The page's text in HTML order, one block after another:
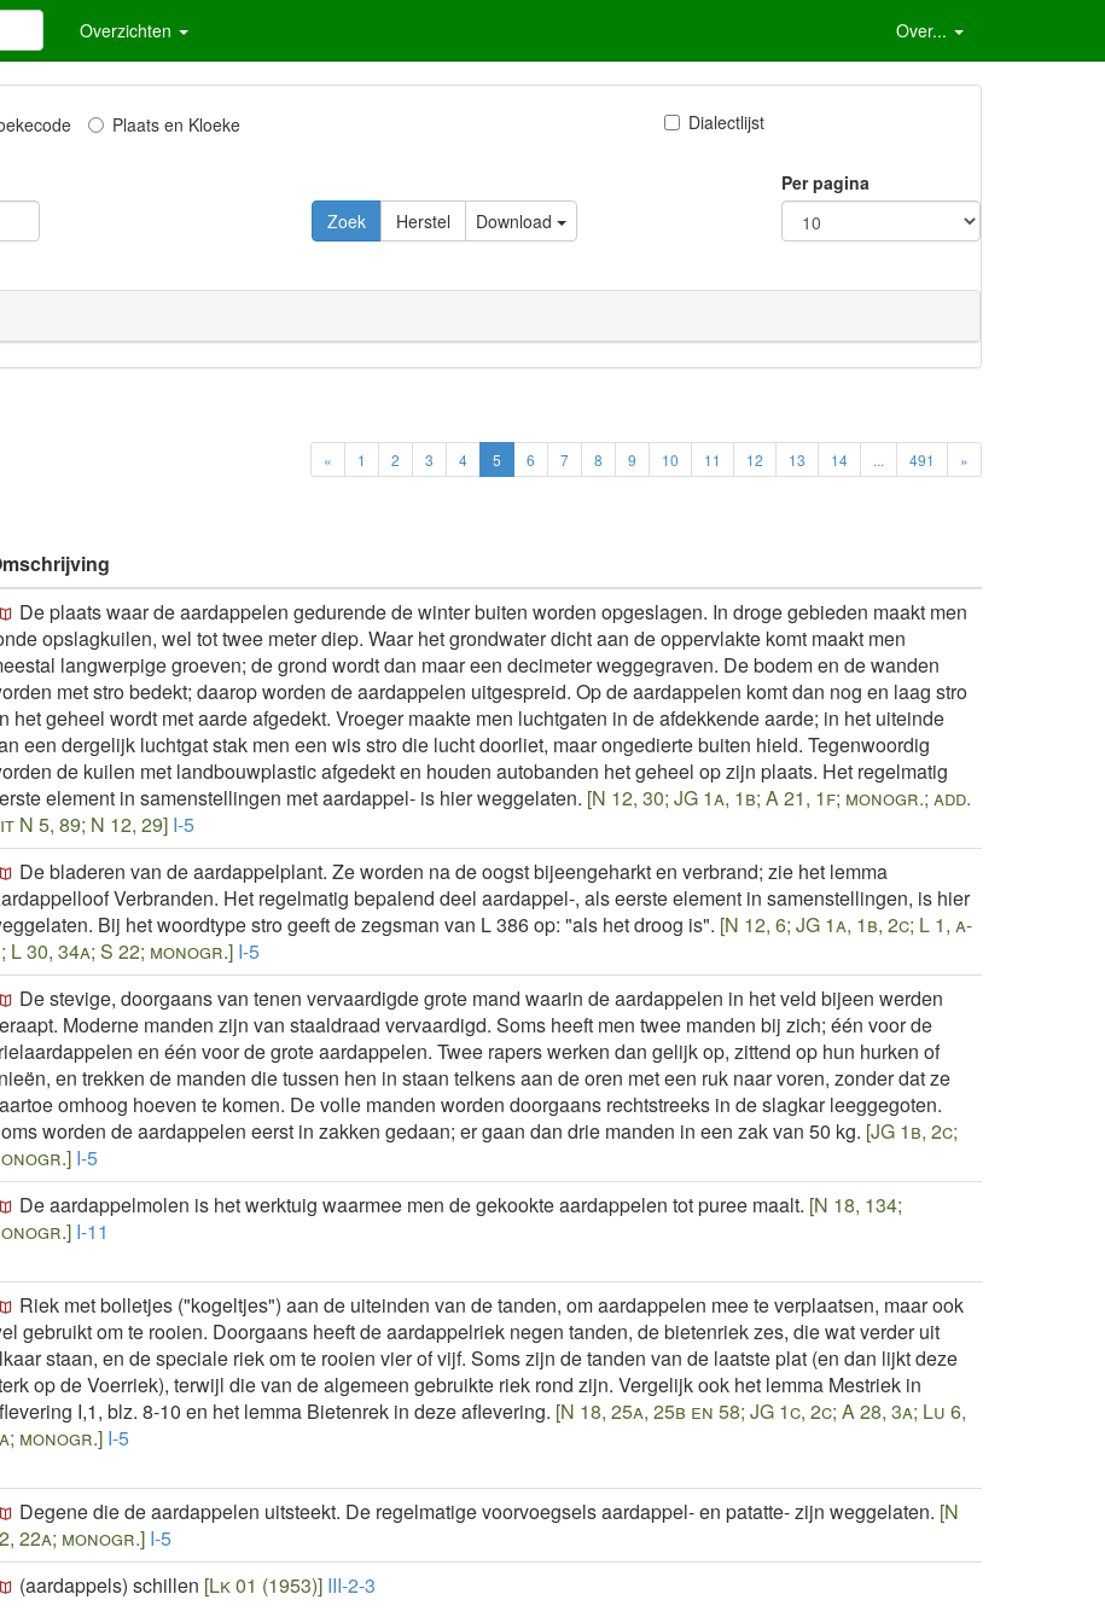
Overzichten Over...
Plaats en Kloeke Dialectlijst
Zoek Herstel Download
Per pagina
« 1 2 3 4 5 6 7 8 9 10 11 12 13 14 ... 491 »
De plaats waar de aardappelen gedurende de winter buiten worden opgeslagen. In droge gebieden maakt men
opslagkuilen, wel tot twee meter diep. Waar het grondwater dicht aan de oppervlakte komt maakt men
langwerpige groeven; de grond wordt dan maar een decimeter weggegraven. De bodem en de wanden
met stro bedekt; daarop worden de aardappelen uitgespreid. Op de aardappelen komt dan nog en laag stro
het geheel wordt met aarde afgedekt. Vroeger maakte men luchtgaten in de afdekkende aarde; in het uiteinde
een dergelijk luchtgat stak men een wis stro die lucht doorliet, maar ongedierte buiten hield. Tegenwoordig
de kuilen met landbouwplastic afgedekt en houden autobanden het geheel op zijn plaats. Het regelmatig
element in samenstellingen met aardappel- is hier weggelaten. [N 12, 30; JG 1a, 1b; A 21, 1f; monogr.; add.
N 5, 89; N 12, 29] I-5
De bladeren van de aardappelplant. Ze worden na de oogst bijeengeharkt en verbrand; zie het lemma
Verbranden. Het regelmatig bepalend deel aardappel-, als eerste element in samenstellingen, is hier
Bij het woordtype stro geeft de zegsman van L 386 op: "als het droog is". [N 12, 6; JG 1a, 1b, 2c; L 1, a-
L 30, 34a; S 22; monogr.] I-5
De stevige, doorgaans van tenen vervaardigde grote mand waarin de aardappelen in het veld bijeen werden
Moderne manden zijn van staaldraad vervaardigd. Soms heeft men twee manden bij zich; één voor de
en één voor de grote aardappelen. Twee rapers werken dan gelijk op, zittend op hun hurken of
en trekken de manden die tussen hen in staan telkens aan de oren met een ruk naar voren, zonder dat ze
omhoog hoeven te komen. De volle manden worden doorgaans rechtstreeks in de slagkar leeggegoten.
worden de aardappelen eerst in zakken gedaan; er gaan dan drie manden in een zak van 50 kg. [JG 1b, 2c;
I-5
De aardappelmolen is het werktuig waarmee men de gekookte aardappelen tot puree maalt. [N 18, 134;
I-11
Riek met bolletjes ("kogeltjes") aan de uiteinden van de tanden, om aardappelen mee te verplaatsen, maar ook
gebruikt om te rooien. Doorgaans heeft de aardappelriek negen tanden, de bietenriek zes, die wat verder uit
staan, en de speciale riek om te rooien vier of vijf. Soms zijn de tanden van de laatste plat (en dan lijkt deze
op de Voerriek), terwijl die van de algemeen gebruikte riek rond zijn. Vergelijk ook het lemma Mestriek in
I,1, blz. 8-10 en het lemma Bietenrek in deze aflevering. [N 18, 25a, 25b en 58; JG 1c, 2c; A 28, 3a; Lu 6,
monogr.] I-5
Degene die de aardappelen uitsteekt. De regelmatige voorvoegsels aardappel- en patatte- zijn weggelaten. [N
22a; monogr.] I-5
(aardappels) schillen [Lk 01 (1953)] III-2-3